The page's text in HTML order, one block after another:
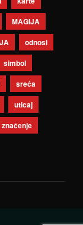
MAGIJA
odnosi
simbol
sreća
uticaj
značenje